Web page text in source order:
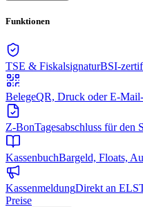
Funktionen
TSE & FiskalsignaturBSI-
BelegeQR, Druck oder E-
Z-BonTagesabschluss für den
KassenbuchBargeld, Floats,
KassenmeldungDirekt an
Preise